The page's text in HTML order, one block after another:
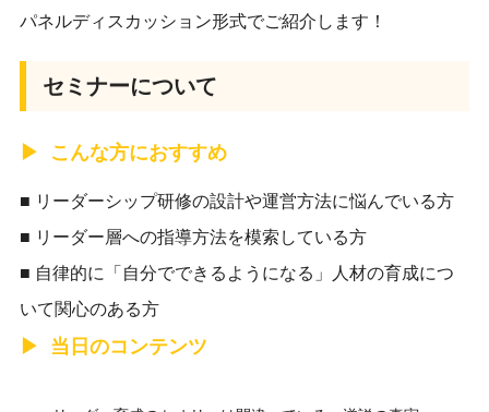
パネルディスカッション形式でご紹介します！
セミナーについて
こんな方におすすめ
■ リーダーシップ研修の設計や運営方法に悩んでいる方
■ リーダー層への指導方法を模索している方
■ 自律的に「自分でできるようになる」人材の育成につ
いて関心のある方
当日のコンテンツ